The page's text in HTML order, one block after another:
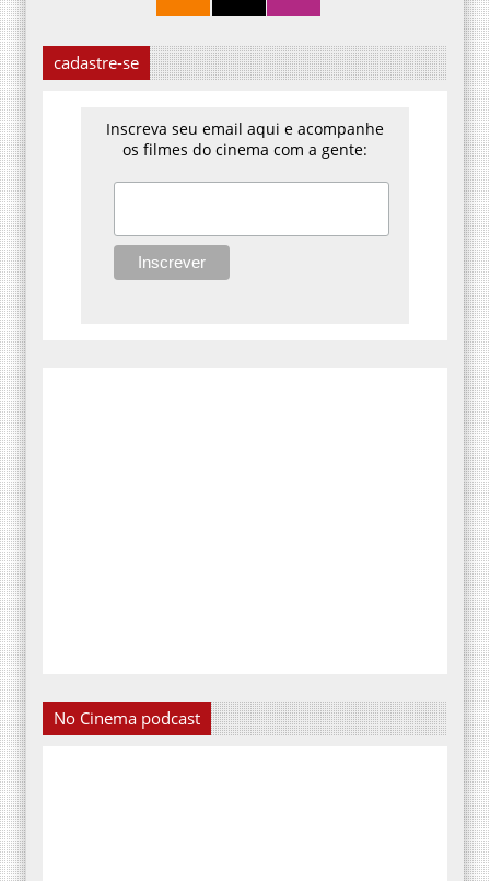
cadastre-se
Inscreva seu email aqui e acompanhe
os filmes do cinema com a gente:
No Cinema podcast